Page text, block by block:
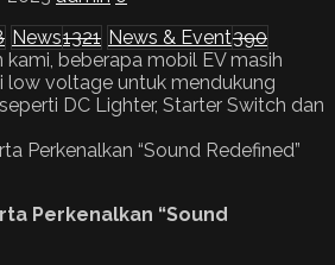
News1321 News & Event390
kami, beberapa mobil EV masih
low voltage untuk mendukung
DC Lighter, Starter Switch dan
Perkenalkan “Sound